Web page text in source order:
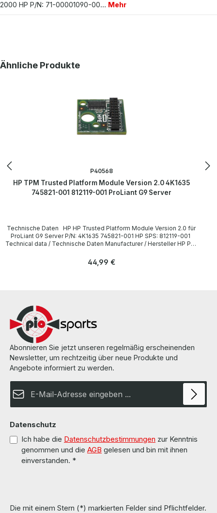
2000 HP P/N: 71-00001090-00… Mehr
Produktgalerie überspringen
Ähnliche Produkte
P40568
HP TPM Trusted Platform Module Version 2.0 4K1635
745821-001 812119-001 ProLiant G9 Server
Technische Daten HP HP Trusted Platform Module Version 2.0 für
ProLiant G9 Server P/N: 4K1635 745821-001 HP SPS: 812119-001
Technical data / Technische Daten Manufacturer / Hersteller HP P/N
Trusted Platform Module Version 2.0 für ProLiant G9 Server More
Seiten des Herstellers.
Regulärer Preis:
44,99 €
Abonnieren Sie jetzt unseren regelmäßig erscheinenden
Newsletter, um rechtzeitig über neue Produkte und
Angebote informiert zu werden.
Datenschutz
Ich habe die Datenschutzbestimmungen zur Kenntnis
genommen und die AGB gelesen und bin mit ihnen
einverstanden. *
Die mit einem Stern (*) markierten Felder sind Pflichtfelder.